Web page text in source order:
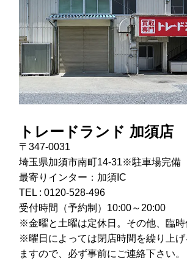
トレードランド 加須店
〒347-0031
埼玉県加須市南町14-31※駐車場完備
最寄りインター：加須IC
TEL : 0120-528-496
受付時間（予約制）10:00～20:00
※金曜と土曜は定休日。その他、臨時
※曜日によっては閉店時間を繰り上
ますので、必ず事前にご連絡下さい。